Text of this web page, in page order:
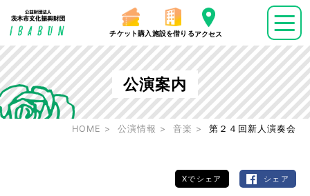
チケット購入 施設を借りるアクセス
公演案内
HOME 公演情報 音楽 第２４回新人演奏会
Xでシェア シェア